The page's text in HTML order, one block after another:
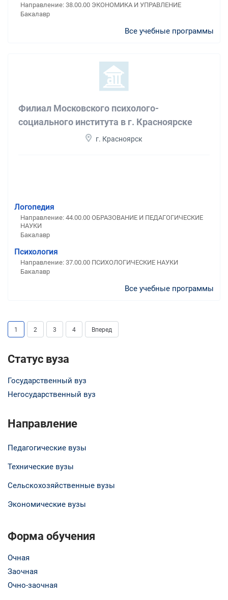
Направление: 38.00.00 ЭКОНОМИКА И УПРАВЛЕНИЕ
Бакалавр
Все учебные программы
Филиал Московского психолого-
социального института в г. Красноярске
г. Красноярск
Логопедия
Направление: 44.00.00 ОБРАЗОВАНИЕ И ПЕДАГОГИЧЕСКИЕ
НАУКИ
Бакалавр
Психология
Направление: 37.00.00 ПСИХОЛОГИЧЕСКИЕ НАУКИ
Бакалавр
Все учебные программы
1 2 3 4 Вперед
Статус вуза
Государственный вуз
Негосударственный вуз
Направление
Педагогические вузы
Технические вузы
Сельскохозяйственные вузы
Экономические вузы
Форма обучения
Очная
Заочная
Очно-заочная